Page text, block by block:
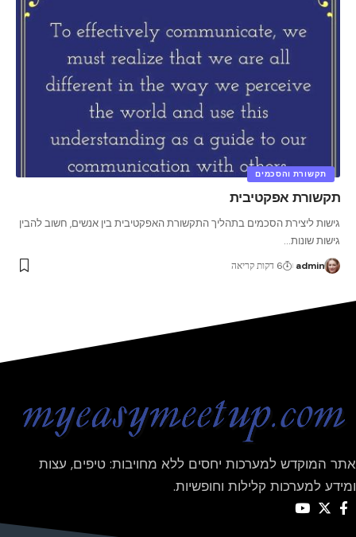
תקשורת והסכמים
תקשורת אפקטיבית
גישות ליצירת הסכמים בתהליך התקשורת האפקטיבית בין אנשים, חשוב להבין
גישות שונות…
admin 6 דקות קריאה
אתר המוקדש למערכות יחסים ללא מחויבות: טיפים, עצות
ומידע למערכות קלילות וחופשיות.